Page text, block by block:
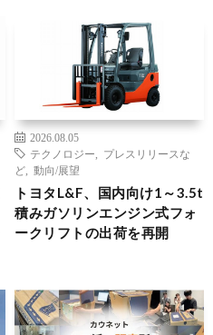
2026.08.05
テクノロジー
プレスリリースな
ど
動向/展望
トヨタL&F、国内向け1～3.5t
積みガソリンエンジン式フォ
ークリフトの出荷を再開